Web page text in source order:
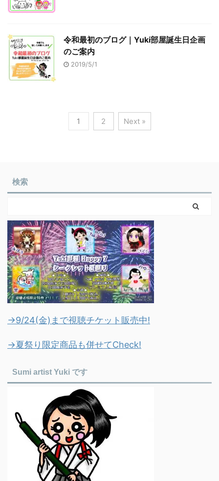
令和最初のブログ｜Yuki部屋誕生日企画
のご案内
2019/5/1
1 2 Next »
検索
→9/24(金)まで視聴チケット販売中!
→夏祭り限定商品も併せてCheck!
Sumi artist Yuki です